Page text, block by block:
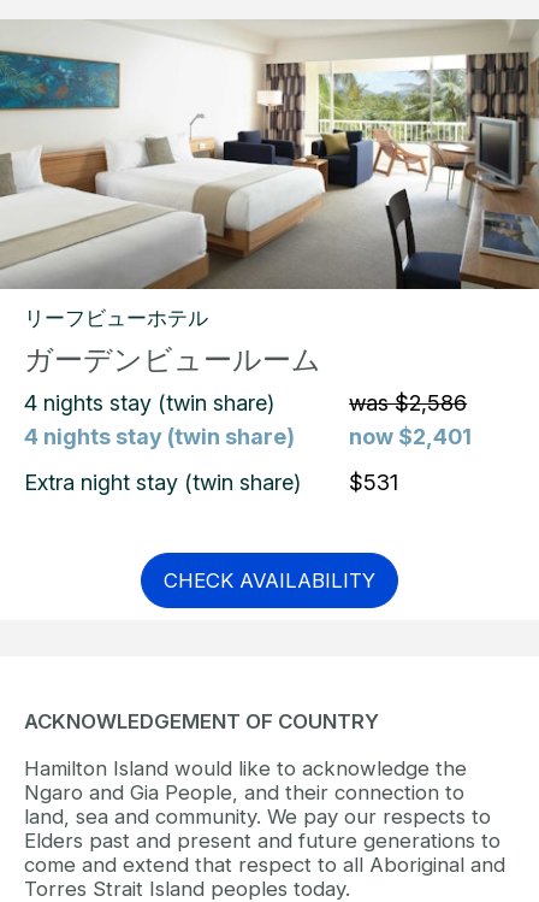
リーフビューホテル
ガーデンビュールーム
4 nights stay (twin share)
was $2,586
4 nights stay (twin share)
now $2,401
Extra night stay (twin share)
$531
CHECK AVAILABILITY
ACKNOWLEDGEMENT OF COUNTRY
Hamilton Island would like to acknowledge the
Ngaro and Gia People, and their connection to
land, sea and community. We pay our respects to
Elders past and present and future generations to
come and extend that respect to all Aboriginal and
Torres Strait Island peoples today.